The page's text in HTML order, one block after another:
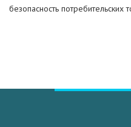
безопасность потребительских